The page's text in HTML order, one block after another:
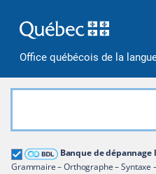
Office québécois de la
Banque de
Grammaire – Orthographe – Syntaxe
Grand dictionnaire
Restreindre aux termes